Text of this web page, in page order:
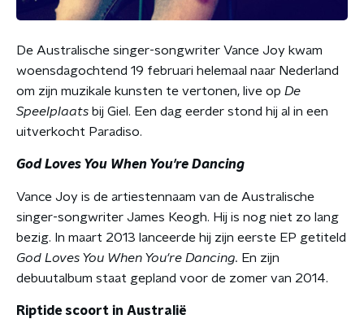
De Australische singer-songwriter Vance Joy kwam
woensdagochtend 19 februari helemaal naar Nederland
om zijn muzikale kunsten te vertonen, live op De
Speelplaats bij Giel. Een dag eerder stond hij al in een
uitverkocht Paradiso.
God Loves You When You're Dancing
Vance Joy is de artiestennaam van de Australische
singer-songwriter James Keogh. Hij is nog niet zo lang
bezig. In maart 2013 lanceerde hij zijn eerste EP getiteld
God Loves You When You're Dancing. En zijn
debuutalbum staat gepland voor de zomer van 2014.
Riptide scoort in Australië